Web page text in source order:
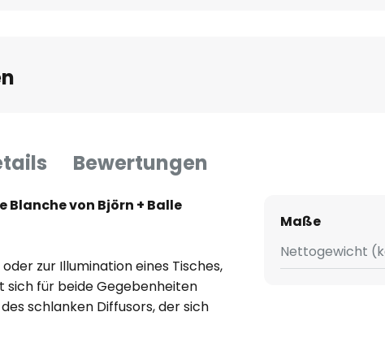
Bewertungen
Blanche von Björn + Balle
zur Illumination eines Tisches,
sich für beide Gegebenheiten
schlanken Diffusors, der sich
gleichmäßig, weich und
Maße
Nettogewicht